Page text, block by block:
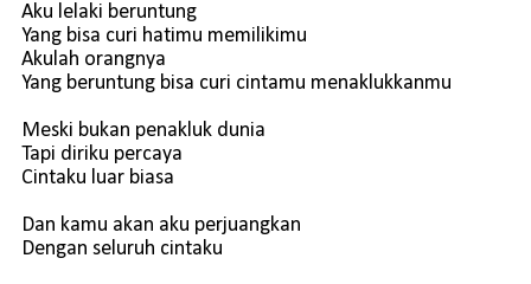
Aku lelaki beruntung
Yang bisa curi hatimu memilikimu
Akulah orangnya
Yang beruntung bisa curi cintamu menaklukkanmu
Meski bukan penakluk dunia
Tapi diriku percaya
Cintaku luar biasa
Dan kamu akan aku perjuangkan
Dengan seluruh cintaku